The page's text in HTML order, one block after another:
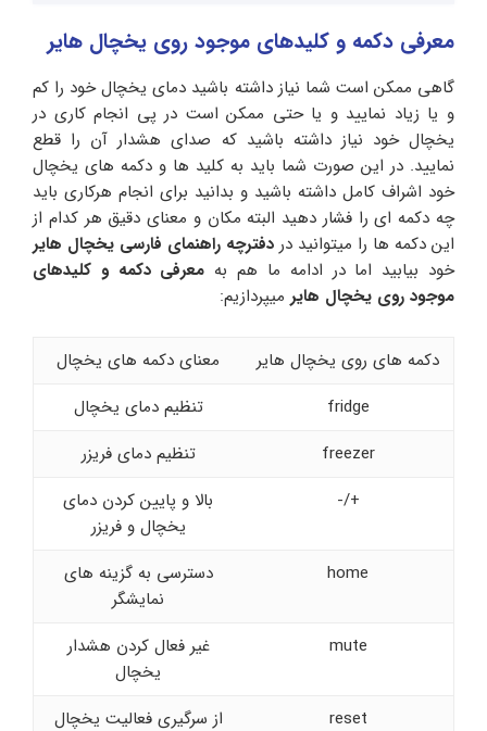
معرفی دکمه و کلیدهای موجود روی یخچال هایر
گاهی ممکن است شما نیاز داشته باشید دمای یخچال خود را کم
و یا زیاد نمایید و یا حتی ممکن است در پی انجام کاری در
یخچال خود نیاز داشته باشید که صدای هشدار آن را قطع
نمایید. در این صورت شما باید به کلید ها و دکمه های یخچال
خود اشراف کامل داشته باشید و بدانید برای انجام هرکاری باید
چه دکمه ای را فشار دهید البته مکان و معنای دقیق هر کدام از
این دکمه ها را میتوانید در دفترچه راهنمای فارسی یخچال هایر
خود بیابید اما در ادامه ما هم به معرفی دکمه و کلیدهای
موجود روی یخچال هایر میپردازیم:
دکمه های روی یخچال هایر
معنای دکمه های یخچال
fridge
تنظیم دمای یخچال
freezer
تنظیم دمای فریزر
+/-
بالا و پایین کردن دمای
یخچال و فریزر
home
دسترسی به گزینه های
نمایشگر
mute
غیر فعال کردن هشدار
یخچال
reset
از سرگیری فعالیت یخچال